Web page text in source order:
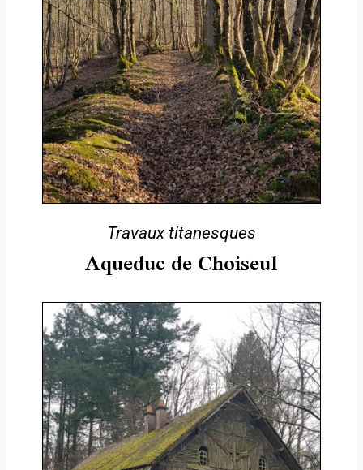
Travaux titanesques
Aqueduc de Choiseul